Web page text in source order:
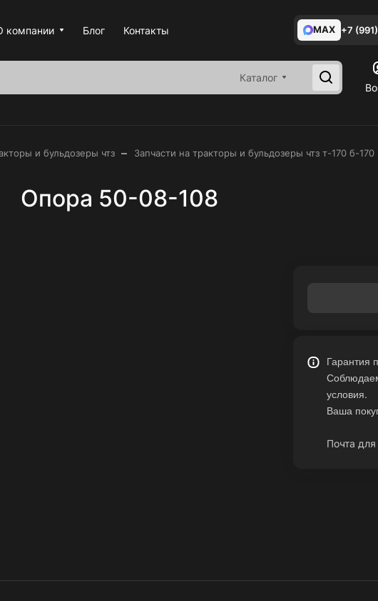
компании Блог Контакты MAX +7
Каталог
и бульдозеры чтз – Запчасти на тракторы и бульдозеры чтз т-170 б-170
Опора 50-08-108
Гарантия
условия.
Ваша
Почта для